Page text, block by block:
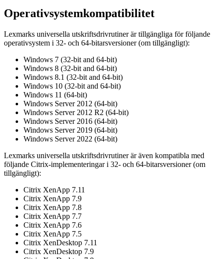
Operativsystemkompatibilitet
Lexmarks universella utskriftsdrivrutiner är tillgängliga för följande
operativsystem i 32- och 64-bitarsversioner (om tillgängligt):
Windows 7 (32-bit and 64-bit)
Windows 8 (32-bit and 64-bit)
Windows 8.1 (32-bit and 64-bit)
Windows 10 (32-bit and 64-bit)
Windows 11 (64-bit)
Windows Server 2012 (64-bit)
Windows Server 2012 R2 (64-bit)
Windows Server 2016 (64-bit)
Windows Server 2019 (64-bit)
Windows Server 2022 (64-bit)
Lexmarks universella utskriftsdrivrutiner är även kompatibla med
följande Citrix-implementeringar i 32- och 64-bitarsversioner (om
tillgängligt):
Citrix XenApp 7.11
Citrix XenApp 7.9
Citrix XenApp 7.8
Citrix XenApp 7.7
Citrix XenApp 7.6
Citrix XenApp 7.5
Citrix XenDesktop 7.11
Citrix XenDesktop 7.9